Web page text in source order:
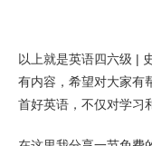
以上就是英语四六级 |
有内容，希望对大家有
首好英语，不仅对学习